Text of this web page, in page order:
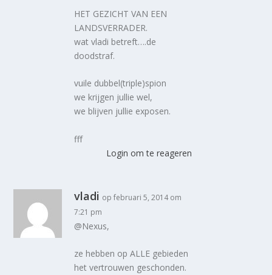
HET GEZICHT VAN EEN
LANDSVERRADER.
wat vladi betreft….de
doodstraf.
vuile dubbel(triple)spion
we krijgen jullie wel,
we blijven jullie exposen.
fff
Login om te reageren
vladi op februari 5, 2014 om
7:21 pm
@Nexus,
ze hebben op ALLE gebieden
het vertrouwen geschonden.